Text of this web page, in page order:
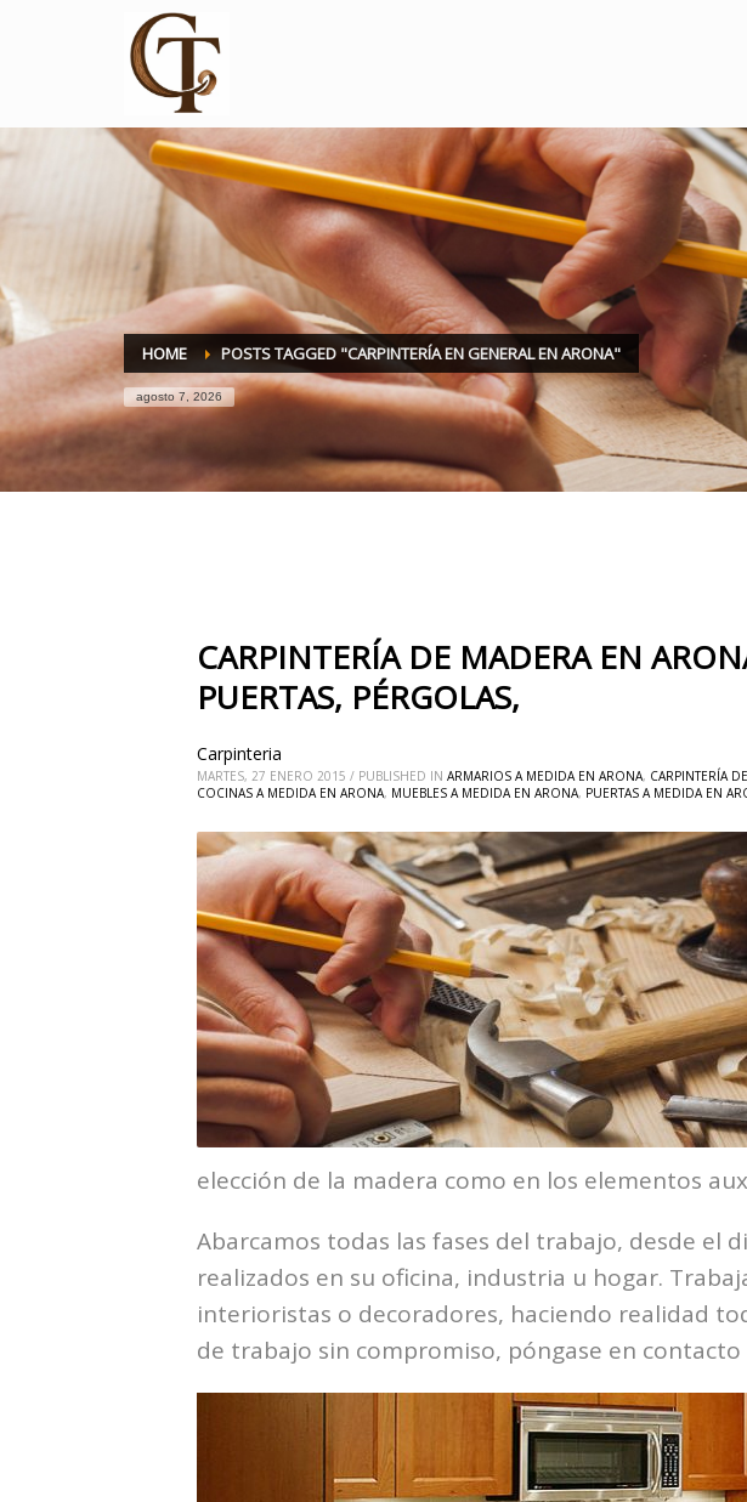
HOME POSTS TAGGED "CARPINTERÍA EN GENERAL EN ARONA"
agosto 7, 2026
CARPINTERÍA DE MADERA EN
PUERTAS, PÉRGOLAS,
Carpinteria
MARTES, 27 ENERO 2015 / PUBLISHED IN ARMARIOS A MEDIDA EN ARONA, CARPINTERÍA
COCINAS A MEDIDA EN ARONA, MUEBLES A MEDIDA EN ARONA, PUERTAS A MEDIDA EN
elección de la madera como en los elementos
Abarcamos todas las fases del trabajo, desde el
realizados en su oficina, industria u hogar.
interioristas o decoradores, haciendo realidad
de trabajo sin compromiso, póngase en